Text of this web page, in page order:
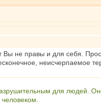
Вы не правы и для себя.
неисчерпаемое
для людей.